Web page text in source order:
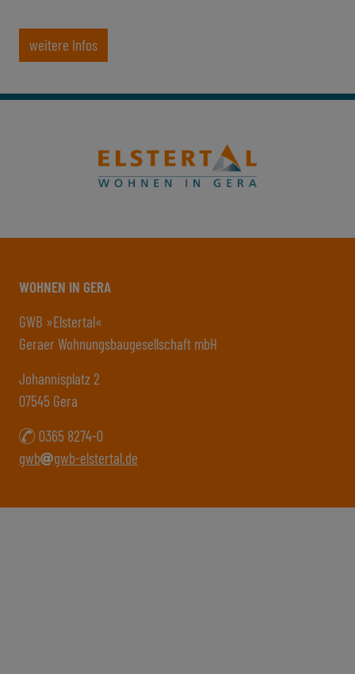
weitere Infos
WOHNEN IN GERA
GWB »Elstertal«
Geraer Wohnungsbaugesellschaft mbH
Johannisplatz 2
07545 Gera
0365 8274-0
gwb
gwb-elstertal.de